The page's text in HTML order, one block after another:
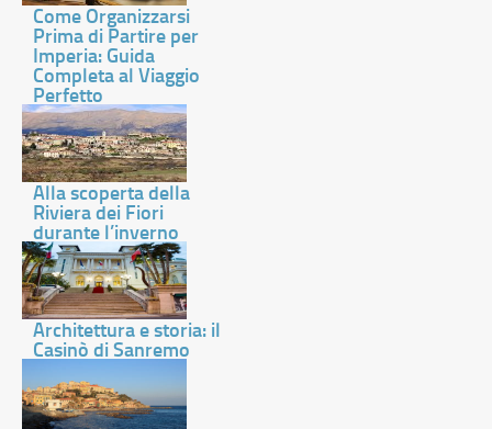
Come Organizzarsi
Prima di Partire per
Imperia: Guida
Completa al Viaggio
Perfetto
Alla scoperta della
Riviera dei Fiori
durante l’inverno
Architettura e storia: il
Casinò di Sanremo